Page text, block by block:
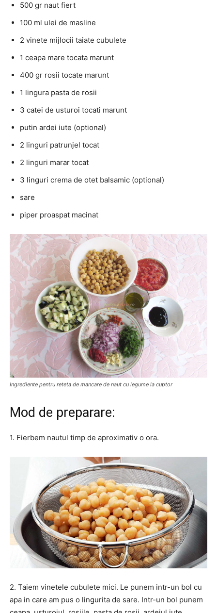
500 gr naut fiert
100 ml ulei de masline
2 vinete mijlocii taiate cubulete
1 ceapa mare tocata marunt
400 gr rosii tocate marunt
1 lingura pasta de rosii
3 catei de usturoi tocati marunt
putin ardei iute (optional)
2 linguri patrunjel tocat
2 linguri marar tocat
3 linguri crema de otet balsamic (optional)
sare
piper proaspat macinat
Ingrediente pentru reteta de mancare de naut cu legume la cuptor
Mod de preparare:
1. Fierbem nautul timp de aproximativ o ora.
2. Taiem vinetele cubulete mici. Le punem intr-un bol cu
apa in care am pus o lingurita de sare. Intr-un bol punem